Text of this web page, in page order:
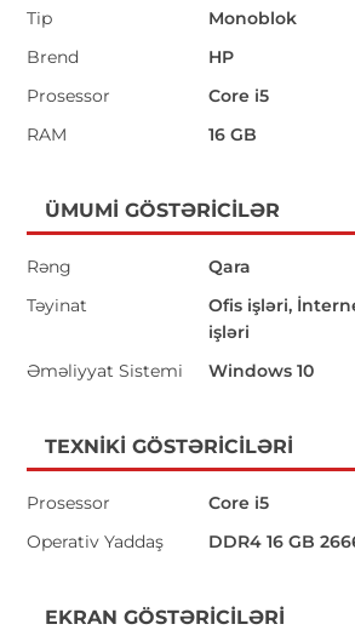
Tip
Monoblok
Brend
HP
Prosessor
Core i5
RAM
16 GB
ÜMUMI GÖSTƏRICILƏR
Rəng
Qara
Təyinat
Ofis işləri,
işləri
Əməliyyat Sistemi
Windows 10
TEXNIKI GÖSTƏRICILƏRI
Prosessor
Core i5
Operativ Yaddaş
DDR4 16 GB
EKRAN GÖSTƏRICILƏRI